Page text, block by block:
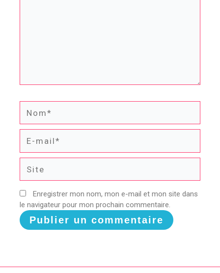
mail*
Enregistrer mon nom, mon e-mail et mon site dans
le navigateur pour mon prochain commentaire.